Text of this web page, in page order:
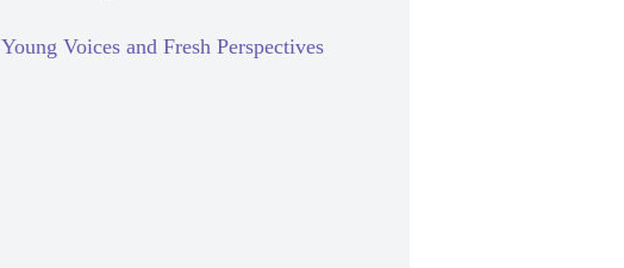
Young Voices and Fresh Perspectives